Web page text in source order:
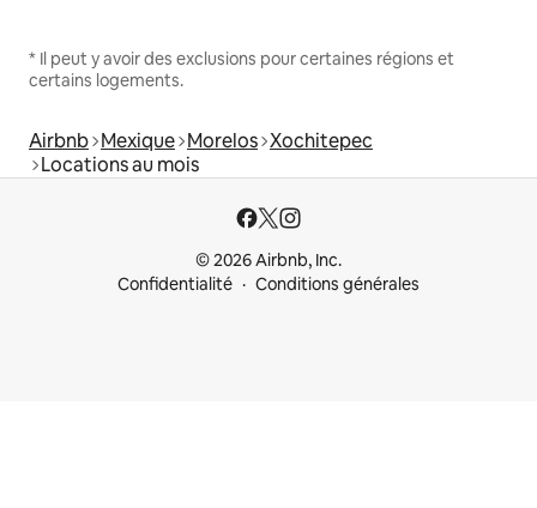
* Il peut y avoir des exclusions pour certaines régions et
certains logements.
Airbnb Mexique Morelos Xochitepec
Locations au mois
© 2026 Airbnb, Inc.
Confidentialité
Conditions générales